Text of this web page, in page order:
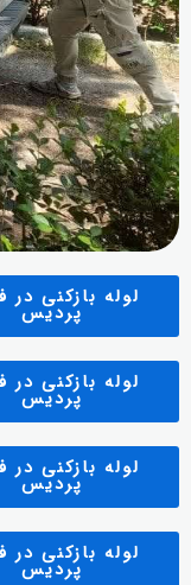
پردیس
پردیس
پردیس
پردیس